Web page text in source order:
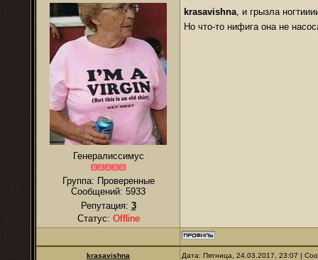
Генералиссимус
Группа: Проверенные
Сообщений: 5933
Репутация: 3
Статус: Offline
krasavishna , и грызла
Но что-то нифига она не
krasavishna Дата: Пятница, 24.03.2017, 23:07 |